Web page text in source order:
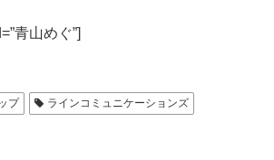
青山めぐ”]
プ
ラインコミュニケーションズ